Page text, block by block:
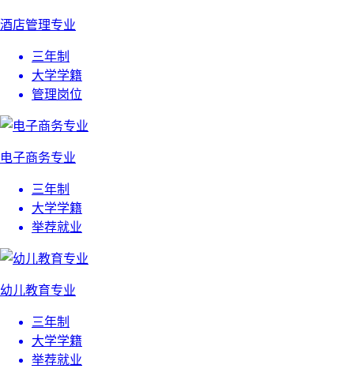
酒店管理专业
三年制
大学学籍
管理岗位
电子商务专业
三年制
大学学籍
举荐就业
幼儿教育专业
三年制
大学学籍
举荐就业